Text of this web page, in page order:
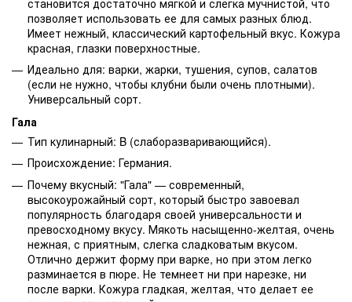
позволяет использовать ее для самых разных блюд.
Имеет нежный, классический картофельный вкус. Кожура
красная, глазки поверхностные.
Идеально для: варки, жарки, тушения, супов, салатов
(если не нужно, чтобы клубни были очень плотными).
Универсальный сорт.
Гала
Тип кулинарный: B (слаборазваривающийся).
Происхождение: Германия.
Почему вкусный: "Гала" — современный,
высокоурожайный сорт, который быстро завоевал
популярность благодаря своей универсальности и
превосходному вкусу. Мякоть насыщенно-желтая, очень
нежная, с приятным, слегка сладковатым вкусом.
Отлично держит форму при варке, но при этом легко
разминается в пюре. Не темнеет ни при нарезке, ни
после варки. Кожура гладкая, желтая, что делает ее